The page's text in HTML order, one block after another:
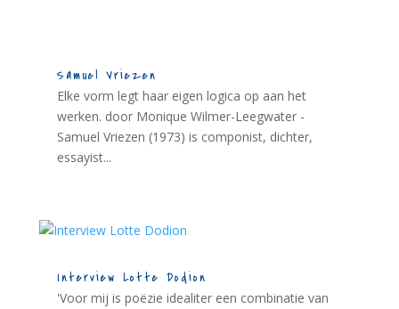
Samuel Vriezen
Elke vorm legt haar eigen logica op aan het
werken. door Monique Wilmer-Leegwater -
Samuel Vriezen (1973) is componist, dichter,
essayist...
Interview Lotte Dodion
'Voor mij is poëzie idealiter een combinatie van